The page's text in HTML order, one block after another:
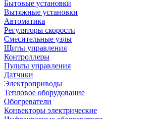
Бытовые установки
Вытяжные установки
Автоматика
Регуляторы скорости
Смесительные узлы
Щиты управления
Контроллеры
Пульты управления
Датчики
Электроприводы
Тепловое оборудование
Обогреватели
Конвекторы электрические